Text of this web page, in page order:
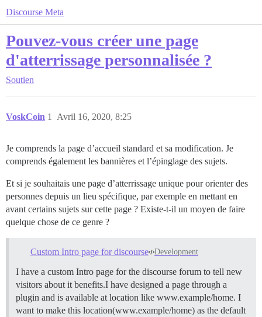
Discourse Meta
Pouvez-vous créer une page
d'atterrissage personnalisée ?
Soutien
VoskCoin Avril 16, 2020, 8:25
1
Je comprends la page d’accueil standard et sa modification. Je
comprends également les bannières et l’épinglage des sujets.
Et si je souhaitais une page d’atterrissage unique pour orienter des
personnes depuis un lieu spécifique, par exemple en mettant en
avant certains sujets sur cette page ? Existe-t-il un moyen de faire
quelque chose de ce genre ?
Custom Intro page for discourse Development
I have a custom Intro page for the discourse forum to tell new
visitors about it benefits.I have designed a page through a
plugin and is available at location like www.example/home. I
want to make this location(www.example/home) as the default